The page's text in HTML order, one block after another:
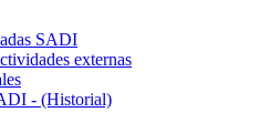
SADI
externas
- (Historial)